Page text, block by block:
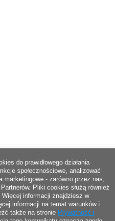
do prawidłowego działania
społecznościowe, analizować
marketingowe - zarówno przez nas,
Pliki cookies służą również
informacji znajdziesz w
informacji na temat warunków i
także na stronie Prywatność i